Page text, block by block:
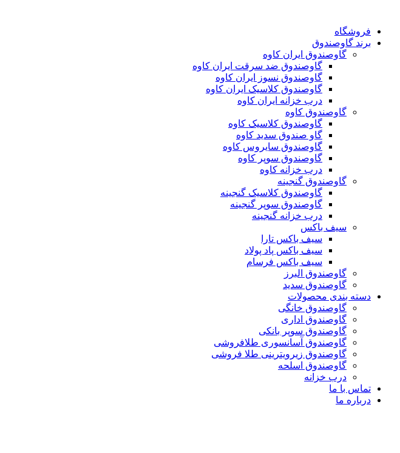
فروشگاه
برند گاوصندوق
گاوصندوق ایران کاوه
گاوصندوق ضد سرقت ایران کاوه
گاوصندوق نسوز ایران کاوه
گاوصندوق کلاسیک ایران کاوه
درب خزانه ایران کاوه
گاوصندوق کاوه
گاوصندوق کلاسیک کاوه
گاو صندوق سدید کاوه
گاوصندوق سایروس کاوه
گاوصندوق سوپر کاوه
درب خزانه کاوه
گاوصندوق گنجینه
گاوصندوق کلاسیک گنجینه
گاوصندوق سوپر گنجینه
درب خزانه گنجینه
سیف باکس
سیف باکس تارا
سیف باکس پاد پولاد
سیف باکس فرسام
گاوصندوق البرز
گاوصندوق سدید
دسته بندی محصولات
گاوصندوق خانگی
گاوصندوق اداری
گاوصندوق سوپر بانکی
گاوصندوق آسانسوری طلافروشی
گاوصندوق زیرویترینی طلا فروشی
گاوصندوق اسلحه
درب خزانه
تماس با ما
درباره ما